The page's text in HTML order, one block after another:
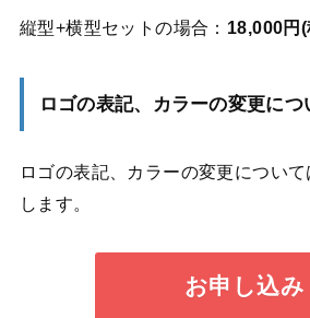
縦型+横型セットの場合： 18,000円
ロゴの表記、カラーの変更につ
ロゴの表記、カラーの変更について
します。
お申し込み